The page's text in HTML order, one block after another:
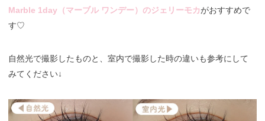
Marble 1day（マーブル ワンデー）のジェリーモカがおすすめで
す♡
自然光で撮影したものと、室内で撮影した時の違いも参考にして
みてください↓